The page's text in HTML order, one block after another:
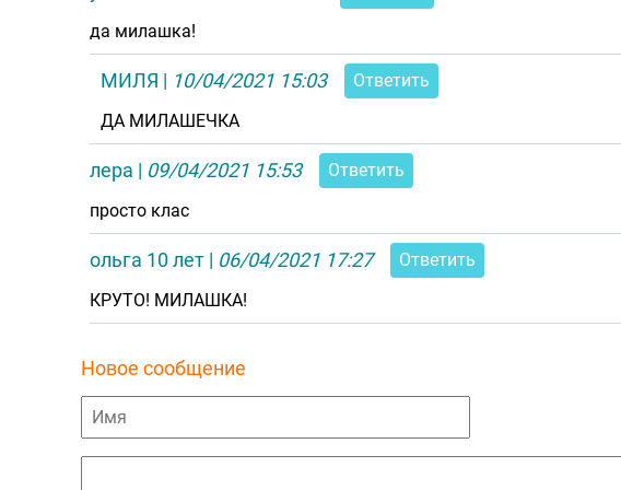
да милашка!
МИЛЯ | 10/04/2021 15:03
Ответить
ДА МИЛАШЕЧКА
лера | 09/04/2021 15:53
Ответить
просто клас
ольга 10 лет | 06/04/2021 17:27
Ответить
КРУТО! МИЛАШКА!
Новое сообщение